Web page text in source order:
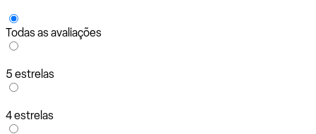
Todas as avaliações
5 estrelas
4 estrelas